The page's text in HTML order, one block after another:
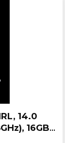
14.0
16GB,